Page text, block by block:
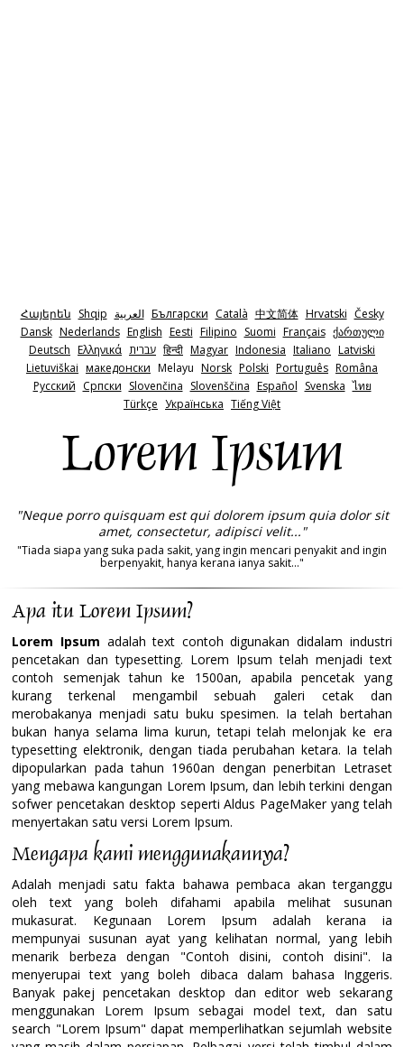
Հայերեն Shqip ‫العربية Български Català 中文简体 Hrvatski Česky
Dansk Nederlands English Eesti Filipino Suomi Français ქართული
Deutsch Ελληνικά ‫עברית हिन्दी Magyar Indonesia Italiano Latviski
Lietuviškai македонски Melayu Norsk Polski Português Româna
Pyccкий Српски Slovenčina Slovenščina Español Svenska ไทย
Türkçe Українська Tiếng Việt
Lorem Ipsum
"Neque porro quisquam est qui dolorem ipsum quia dolor sit
amet, consectetur, adipisci velit..."
"Tiada siapa yang suka pada sakit, yang ingin mencari penyakit and ingin
berpenyakit, hanya kerana ianya sakit..."
Apa itu Lorem Ipsum?
Lorem Ipsum adalah text contoh digunakan didalam industri
pencetakan dan typesetting. Lorem Ipsum telah menjadi text
contoh semenjak tahun ke 1500an, apabila pencetak yang
kurang terkenal mengambil sebuah galeri cetak dan
merobakanya menjadi satu buku spesimen. Ia telah bertahan
bukan hanya selama lima kurun, tetapi telah melonjak ke era
typesetting elektronik, dengan tiada perubahan ketara. Ia telah
dipopularkan pada tahun 1960an dengan penerbitan Letraset
yang mebawa kangungan Lorem Ipsum, dan lebih terkini dengan
sofwer pencetakan desktop seperti Aldus PageMaker yang telah
menyertakan satu versi Lorem Ipsum.
Mengapa kami menggunakannya?
Adalah menjadi satu fakta bahawa pembaca akan terganggu
oleh text yang boleh difahami apabila melihat susunan
mukasurat. Kegunaan Lorem Ipsum adalah kerana ia
mempunyai susunan ayat yang kelihatan normal, yang lebih
menarik berbeza dengan "Contoh disini, contoh disini". Ia
menyerupai text yang boleh dibaca dalam bahasa Inggeris.
Banyak pakej pencetakan desktop dan editor web sekarang
menggunakan Lorem Ipsum sebagai model text, dan satu
search "Lorem Ipsum" dapat memperlihatkan sejumlah website